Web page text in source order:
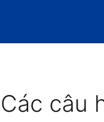
Các câu